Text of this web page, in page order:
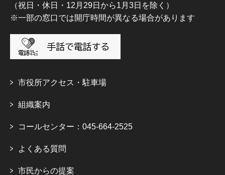
（祝日・休日・12月29日から1月3日を除く）
※一部の窓口では開庁時間が異なる場合があります
市役所アクセス・駐車場
組織案内
コールセンター：045-664-2525
よくある質問
市民からの提案